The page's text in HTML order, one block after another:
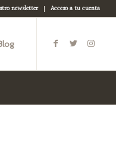
newsletter Acceso a tu cuenta